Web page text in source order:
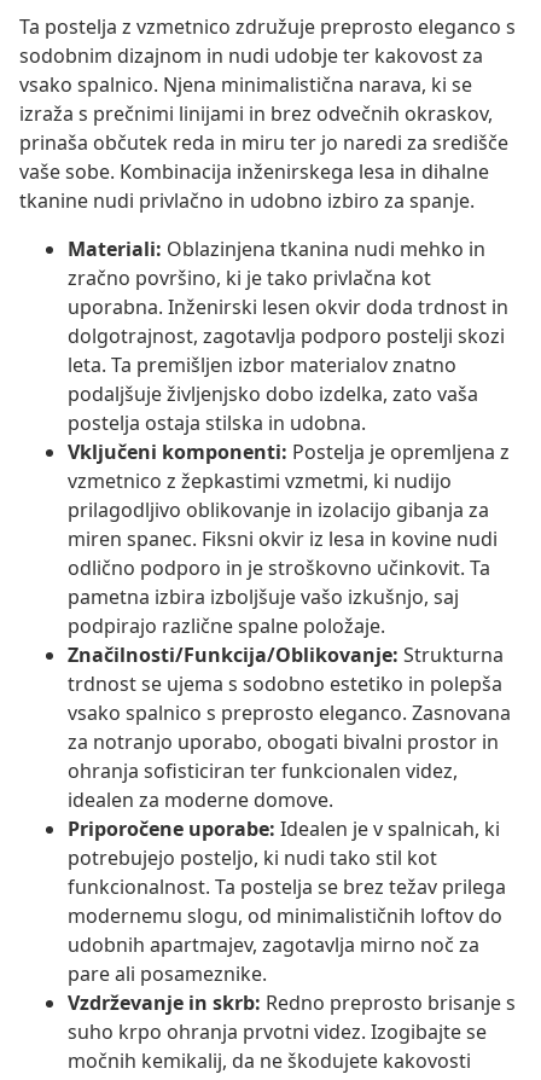
Ta postelja z vzmetnico združuje preprosto eleganco s
sodobnim dizajnom in nudi udobje ter kakovost za
vsako spalnico. Njena minimalistična narava, ki se
izraža s prečnimi linijami in brez odvečnih okraskov,
prinaša občutek reda in miru ter jo naredi za središče
vaše sobe. Kombinacija inženirskega lesa in dihalne
tkanine nudi privlačno in udobno izbiro za spanje.
Materiali: Oblazinjena tkanina nudi mehko in
zračno površino, ki je tako privlačna kot
uporabna. Inženirski lesen okvir doda trdnost in
dolgotrajnost, zagotavlja podporo postelji skozi
leta. Ta premišljen izbor materialov znatno
podaljšuje življenjsko dobo izdelka, zato vaša
postelja ostaja stilska in udobna.
Vključeni komponenti: Postelja je opremljena z
vzmetnico z žepkastimi vzmetmi, ki nudijo
prilagodljivo oblikovanje in izolacijo gibanja za
miren spanec. Fiksni okvir iz lesa in kovine nudi
odlično podporo in je stroškovno učinkovit. Ta
pametna izbira izboljšuje vašo izkušnjo, saj
podpirajo različne spalne položaje.
Značilnosti/Funkcija/Oblikovanje: Strukturna
trdnost se ujema s sodobno estetiko in polepša
vsako spalnico s preprosto eleganco. Zasnovana
za notranjo uporabo, obogati bivalni prostor in
ohranja sofisticiran ter funkcionalen videz,
idealen za moderne domove.
Priporočene uporabe: Idealen je v spalnicah, ki
potrebujejo posteljo, ki nudi tako stil kot
funkcionalnost. Ta postelja se brez težav prilega
modernemu slogu, od minimalističnih loftov do
udobnih apartmajev, zagotavlja mirno noč za
pare ali posameznike.
Vzdrževanje in skrb: Redno preprosto brisanje s
suho krpo ohranja prvotni videz. Izogibajte se
močnih kemikalij, da ne škodujete kakovosti